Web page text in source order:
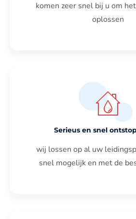
komen zeer snel bij u om
oplossen
Serieus en snel
wij lossen op al uw
snel mogelijk en met de